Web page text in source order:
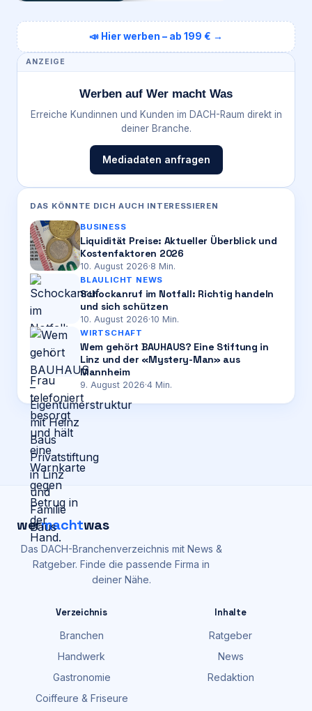
📣 Hier werben – ab 199 € →
ANZEIGE
Werben auf Wer macht Was
Erreiche Kundinnen und Kunden im DACH-Raum direkt in
deiner Branche.
Mediadaten anfragen
DAS KÖNNTE DICH AUCH INTERESSIEREN
BUSINESS
Liquidität Preise: Aktueller Überblick und
Kostenfaktoren 2026
10. August 2026·8 Min.
BLAULICHT NEWS
Schockanruf im Notfall: Richtig handeln
und sich schützen
10. August 2026·10 Min.
WIRTSCHAFT
Wem gehört BAUHAUS? Eine Stiftung in
Linz und der «Mystery-Man» aus
Mannheim
9. August 2026·4 Min.
wermachtwas
Das DACH-Branchenverzeichnis mit News &
Ratgeber. Finde die passende Firma in
deiner Nähe.
Verzeichnis
Branchen
Handwerk
Gastronomie
Coiffeure & Friseure
Inhalte
Ratgeber
News
Redaktion